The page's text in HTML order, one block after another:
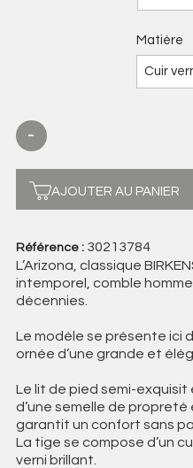
Matière
AJOUTER AU PANIER
Référence : 30213784
L’Arizona, classique
intemporel, comble
décennies.
Le modèle se présente ici
ornée d’une grande et
Le lit de pied semi-
d’une semelle de propreté
garantit un confort sans
La tige se compose d’un
verni brillant.